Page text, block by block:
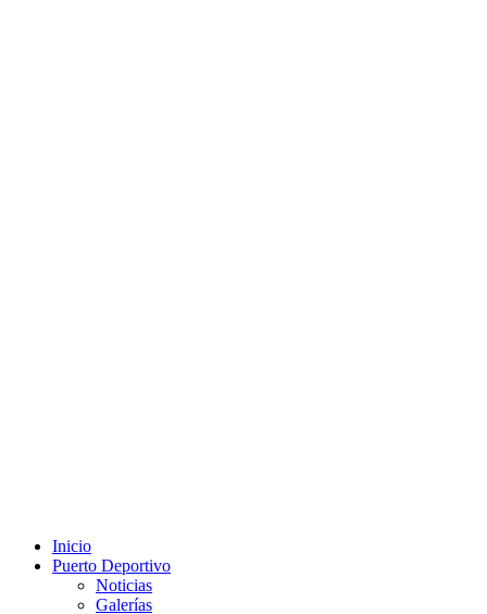
Inicio
Puerto Deportivo
Noticias
Galerías